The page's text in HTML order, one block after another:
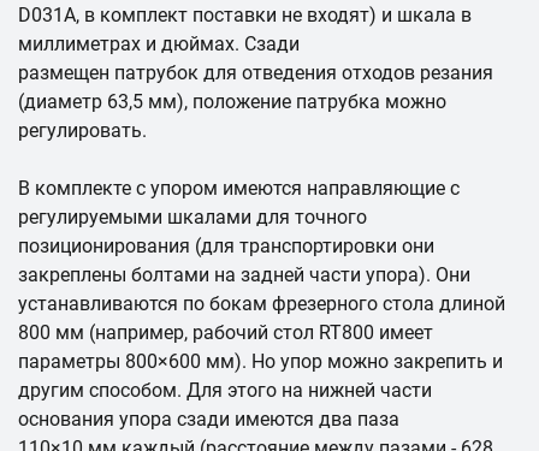
D031A, в комплект поставки не входят) и шкала в
миллиметрах и дюймах. Сзади
размещен патрубок для отведения отходов резания
(диаметр 63,5 мм), положение патрубка можно
регулировать.
В комплекте с упором имеются направляющие с
регулируемыми шкалами для точного
позиционирования (для транспортировки они
закреплены болтами на задней части упора). Они
устанавливаются по бокам фрезерного стола длиной
800 мм (например, рабочий стол RT800 имеет
параметры 800×600 мм). Но упор можно закрепить и
другим способом. Для этого на нижней части
основания упора сзади имеются два паза